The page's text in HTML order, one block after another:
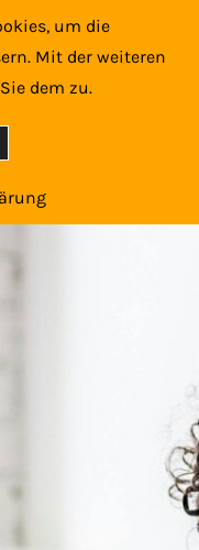
um die
Mit der weiteren
dem zu.